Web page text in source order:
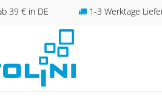
39 € in DE 1-3 Werktage